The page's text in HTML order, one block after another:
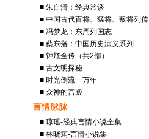
■ 朱自清：经典常谈
■ 中国古代百将、猛将、叛将列传
■ 冯梦龙：东周列国志
■ 蔡东藩：中国历史演义系列
■ 钟馗全传（共2部）
■ 古文明探秘
■ 时光倒流一万年
■ 众神的宫殿
言情脉脉
■ 琼瑶-经典言情小说全集
■ 林晓筠-言情小说集